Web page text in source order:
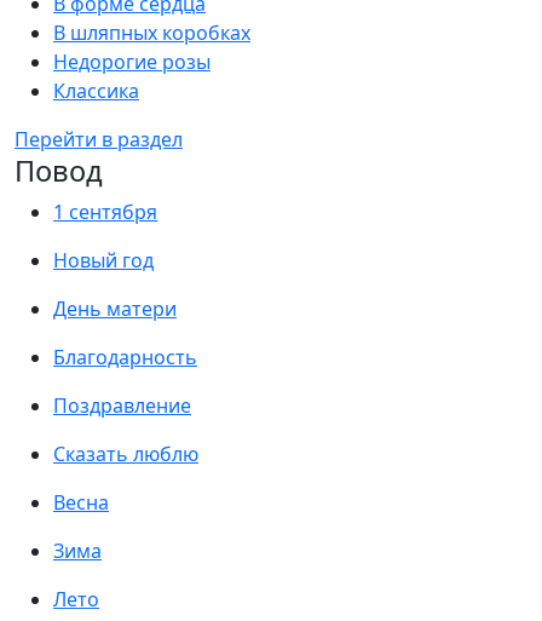
В шляпных коробках
Недорогие розы
Классика
Перейти в раздел
Повод
1 сентября
Новый год
День матери
Благодарность
Поздравление
Сказать люблю
Весна
Зима
Лето